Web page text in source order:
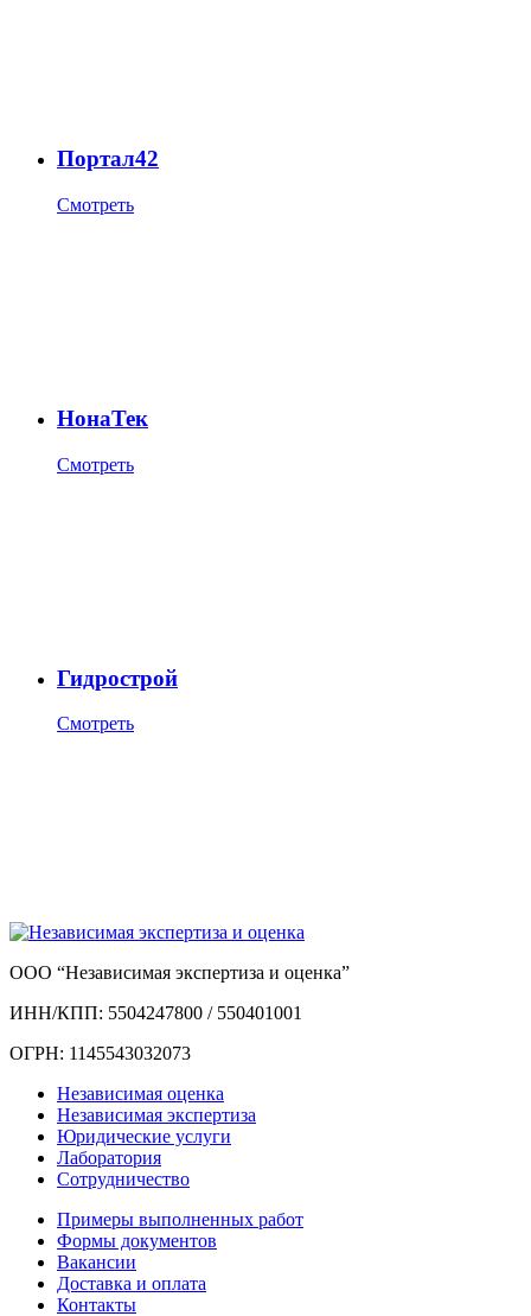
Портал42
Смотреть
НонаТек
Смотреть
Гидрострой
Смотреть
ООО “Независимая экспертиза и оценка”
ИНН/КПП: 5504247800 / 550401001
ОГРН: 1145543032073
Независимая оценка
Независимая экспертиза
Юридические услуги
Лаборатория
Сотрудничество
Примеры выполненных работ
Формы документов
Вакансии
Доставка и оплата
Контакты